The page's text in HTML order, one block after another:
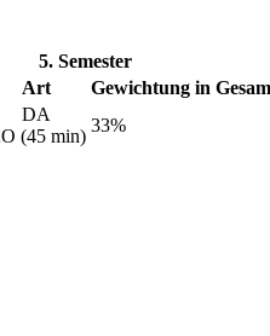
5. Semester
Art
Gewichtung in
DA
(45 min)
33%